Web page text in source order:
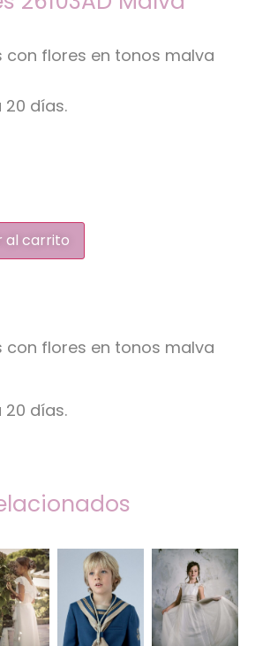
con flores en tonos malva
20 días.
al carrito
con flores en tonos malva
20 días.